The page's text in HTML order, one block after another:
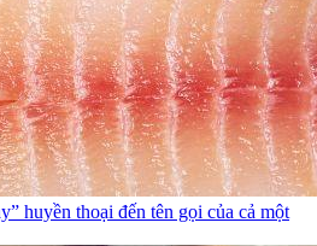
huyền thoại đến tên gọi của cả một